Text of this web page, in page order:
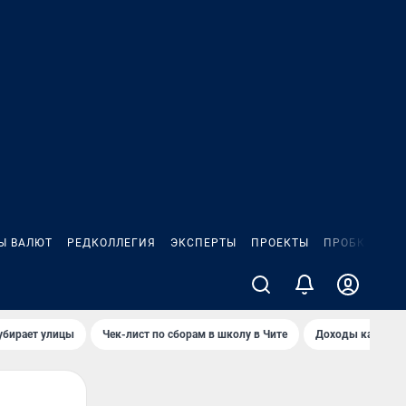
ВАЛЮТ РЕДКОЛЛЕГИЯ ЭКСПЕРТЫ ПРОЕКТЫ ПРОБКИ
улицы Чек-лист по сборам в школу в Чите Доходы